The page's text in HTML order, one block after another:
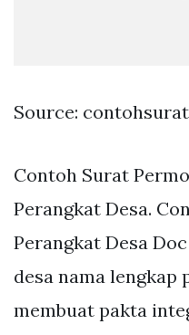
Source:
Contoh Surat
Perangkat Desa.
Perangkat Desa
desa nama lengkap
membuat pakta